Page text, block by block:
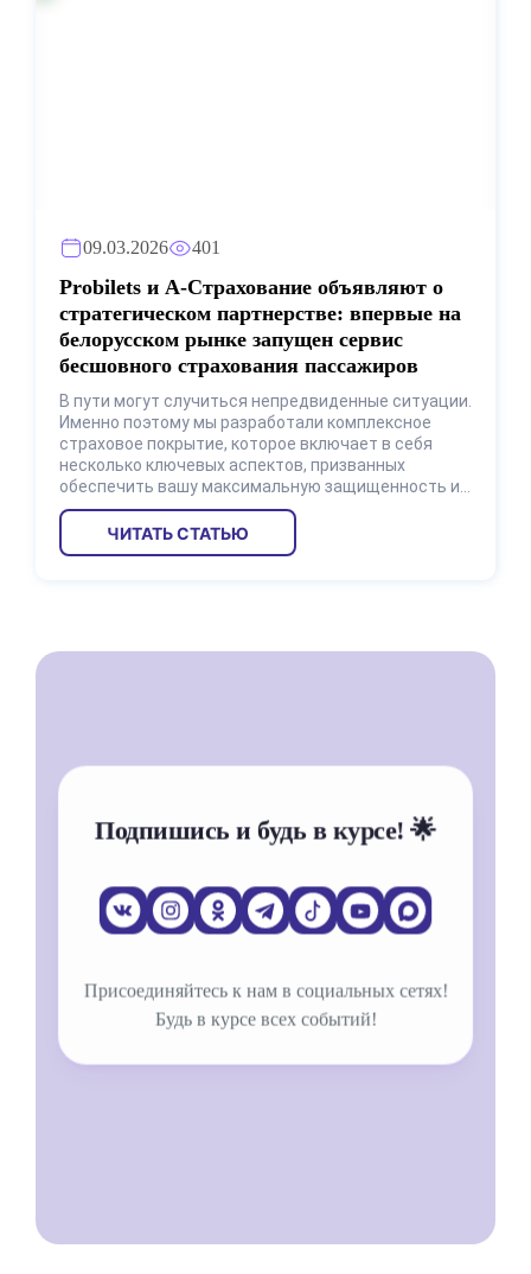
09.03.2026 401
Probilets и А-Страхование объявляют о
стратегическом партнерстве: впервые на
белорусском рынке запущен сервис
бесшовного страхования пассажиров
В пути могут случиться непредвиденные ситуации.
Именно поэтому мы разработали комплексное
страховое покрытие, которое включает в себя
несколько ключевых аспектов, призванных
обеспечить вашу максимальную защищенность и
спокойствие на протяжении всего путешествия.
ЧИТАТЬ СТАТЬЮ
Подпишись и будь в курсе! 🌟
Присоединяйтесь к нам в социальных сетях!
Будь в курсе всех событий!